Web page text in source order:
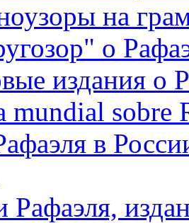
на
о
издания о
mundial sobre
в
Рафаэля,